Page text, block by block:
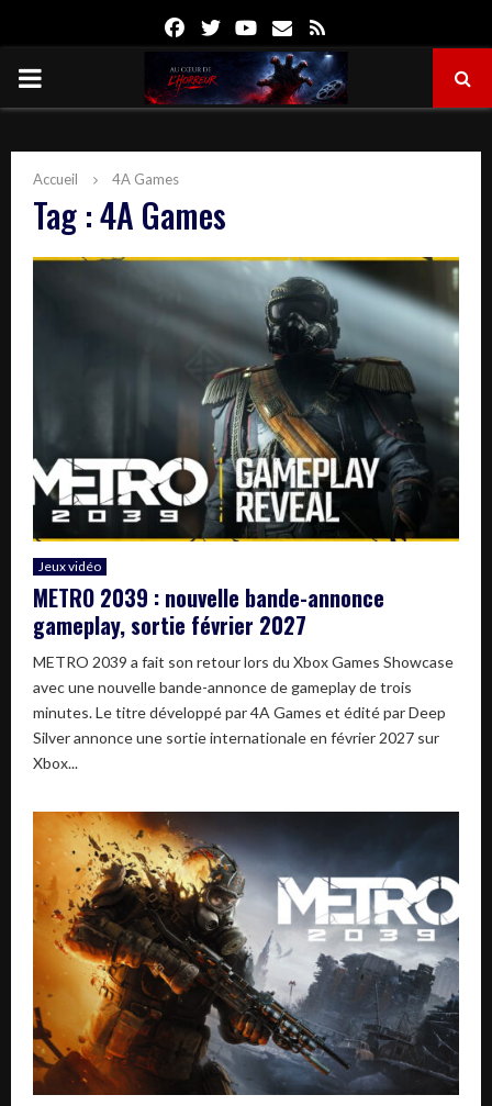
FacebookTwitterYoutube
Email
PRIMARY
Accueil 4A Games
Tag : 4A Games
Jeux vidéo
METRO 2039 : nouvelle bande-annonce
gameplay, sortie février 2027
METRO 2039 a fait son retour lors du Xbox Games Showcase
avec une nouvelle bande-annonce de gameplay de trois
minutes. Le titre développé par 4A Games et édité par Deep
Silver annonce une sortie internationale en février 2027 sur
Xbox...